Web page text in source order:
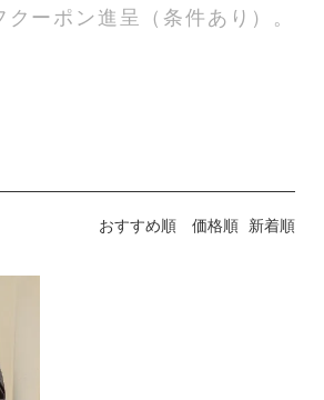
ーポン進呈（条件あり）。
おすすめ順 価格順 新着順